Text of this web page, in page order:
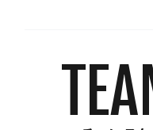
初回購入品あり